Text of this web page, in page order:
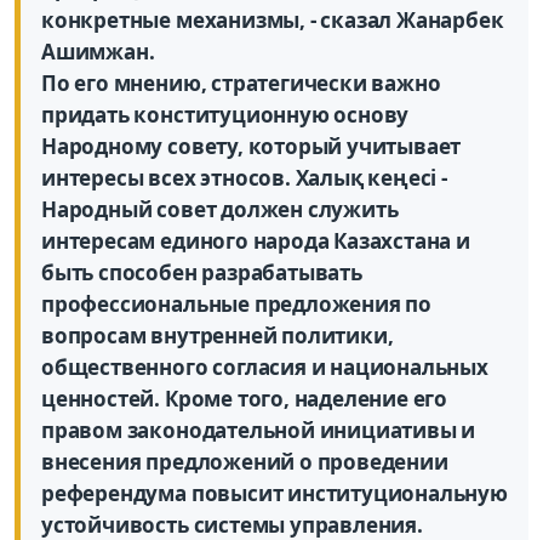
конкретные механизмы, - сказал Жанарбек
Ашимжан.
По его мнению, стратегически важно
придать конституционную основу
Народному совету, который учитывает
интересы всех этносов. Халық кеңесі -
Народный совет должен служить
интересам единого народа Казахстана и
быть способен разрабатывать
профессиональные предложения по
вопросам внутренней политики,
общественного согласия и национальных
ценностей. Кроме того, наделение его
правом законодательной инициативы и
внесения предложений о проведении
референдума повысит институциональную
устойчивость системы управления.